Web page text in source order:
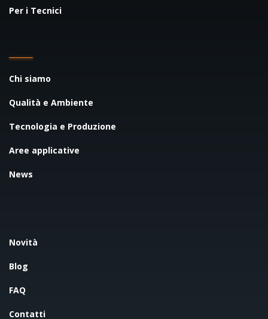
Per i Tecnici
Chi siamo
Qualità e Ambiente
Tecnologia e Produzione
Aree applicative
News
Novità
Blog
FAQ
Contatti